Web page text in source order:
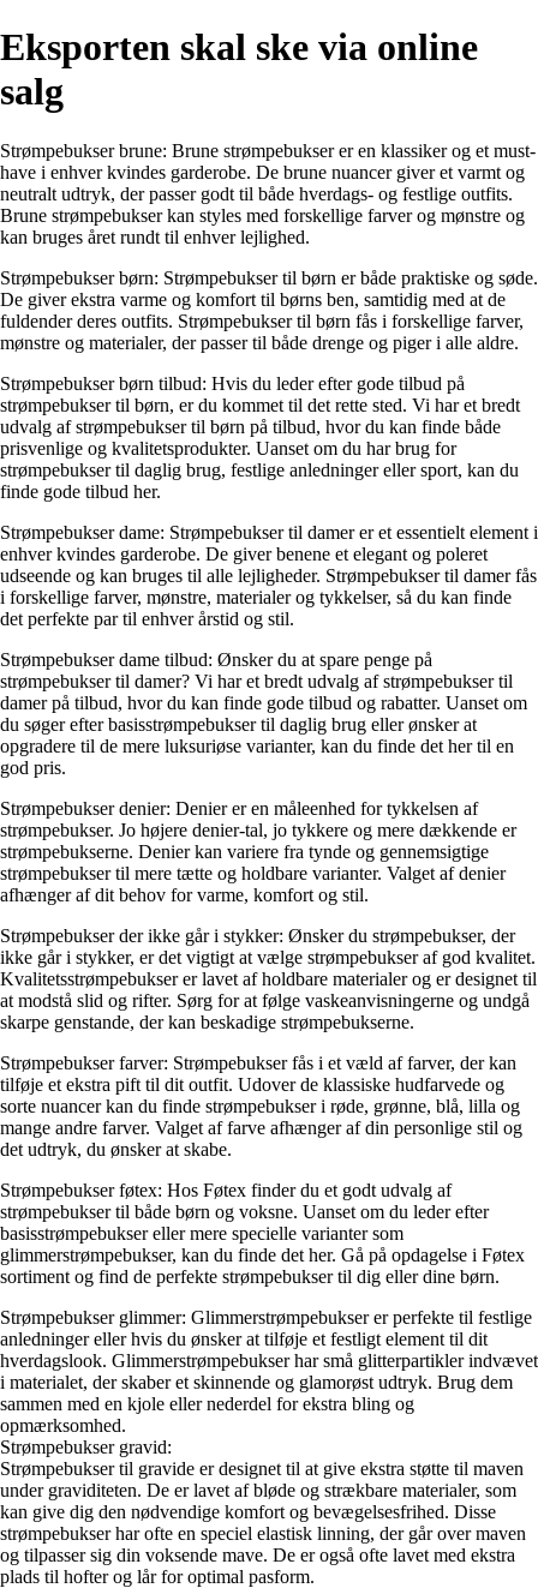
Eksporten skal ske via online
salg
Strømpebukser brune: Brune strømpebukser er en klassiker og et must-
have i enhver kvindes garderobe. De brune nuancer giver et varmt og
neutralt udtryk, der passer godt til både hverdags- og festlige outfits.
Brune strømpebukser kan styles med forskellige farver og mønstre og
kan bruges året rundt til enhver lejlighed.
Strømpebukser børn: Strømpebukser til børn er både praktiske og søde.
De giver ekstra varme og komfort til børns ben, samtidig med at de
fuldender deres outfits. Strømpebukser til børn fås i forskellige farver,
mønstre og materialer, der passer til både drenge og piger i alle aldre.
Strømpebukser børn tilbud: Hvis du leder efter gode tilbud på
strømpebukser til børn, er du kommet til det rette sted. Vi har et bredt
udvalg af strømpebukser til børn på tilbud, hvor du kan finde både
prisvenlige og kvalitetsprodukter. Uanset om du har brug for
strømpebukser til daglig brug, festlige anledninger eller sport, kan du
finde gode tilbud her.
Strømpebukser dame: Strømpebukser til damer er et essentielt element i
enhver kvindes garderobe. De giver benene et elegant og poleret
udseende og kan bruges til alle lejligheder. Strømpebukser til damer fås
i forskellige farver, mønstre, materialer og tykkelser, så du kan finde
det perfekte par til enhver årstid og stil.
Strømpebukser dame tilbud: Ønsker du at spare penge på
strømpebukser til damer? Vi har et bredt udvalg af strømpebukser til
damer på tilbud, hvor du kan finde gode tilbud og rabatter. Uanset om
du søger efter basisstrømpebukser til daglig brug eller ønsker at
opgradere til de mere luksuriøse varianter, kan du finde det her til en
god pris.
Strømpebukser denier: Denier er en måleenhed for tykkelsen af
strømpebukser. Jo højere denier-tal, jo tykkere og mere dækkende er
strømpebukserne. Denier kan variere fra tynde og gennemsigtige
strømpebukser til mere tætte og holdbare varianter. Valget af denier
afhænger af dit behov for varme, komfort og stil.
Strømpebukser der ikke går i stykker: Ønsker du strømpebukser, der
ikke går i stykker, er det vigtigt at vælge strømpebukser af god kvalitet.
Kvalitetsstrømpebukser er lavet af holdbare materialer og er designet til
at modstå slid og rifter. Sørg for at følge vaskeanvisningerne og undgå
skarpe genstande, der kan beskadige strømpebukserne.
Strømpebukser farver: Strømpebukser fås i et væld af farver, der kan
tilføje et ekstra pift til dit outfit. Udover de klassiske hudfarvede og
sorte nuancer kan du finde strømpebukser i røde, grønne, blå, lilla og
mange andre farver. Valget af farve afhænger af din personlige stil og
det udtryk, du ønsker at skabe.
Strømpebukser føtex: Hos Føtex finder du et godt udvalg af
strømpebukser til både børn og voksne. Uanset om du leder efter
basisstrømpebukser eller mere specielle varianter som
glimmerstrømpebukser, kan du finde det her. Gå på opdagelse i Føtex
sortiment og find de perfekte strømpebukser til dig eller dine børn.
Strømpebukser glimmer: Glimmerstrømpebukser er perfekte til festlige
anledninger eller hvis du ønsker at tilføje et festligt element til dit
hverdagslook. Glimmerstrømpebukser har små glitterpartikler indvævet
i materialet, der skaber et skinnende og glamorøst udtryk. Brug dem
sammen med en kjole eller nederdel for ekstra bling og
opmærksomhed.
Strømpebukser gravid:
Strømpebukser til gravide er designet til at give ekstra støtte til maven
under graviditeten. De er lavet af bløde og strækbare materialer, som
kan give dig den nødvendige komfort og bevægelsesfrihed. Disse
strømpebukser har ofte en speciel elastisk linning, der går over maven
og tilpasser sig din voksende mave. De er også ofte lavet med ekstra
plads til hofter og lår for optimal pasform.